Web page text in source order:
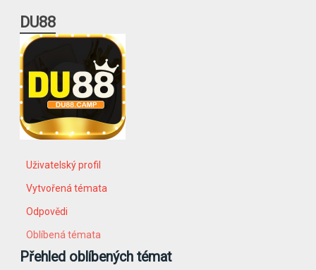
DU88
Uživatelský profil
Vytvořená témata
Odpovědi
Oblíbená témata
Přehled oblíbených témat